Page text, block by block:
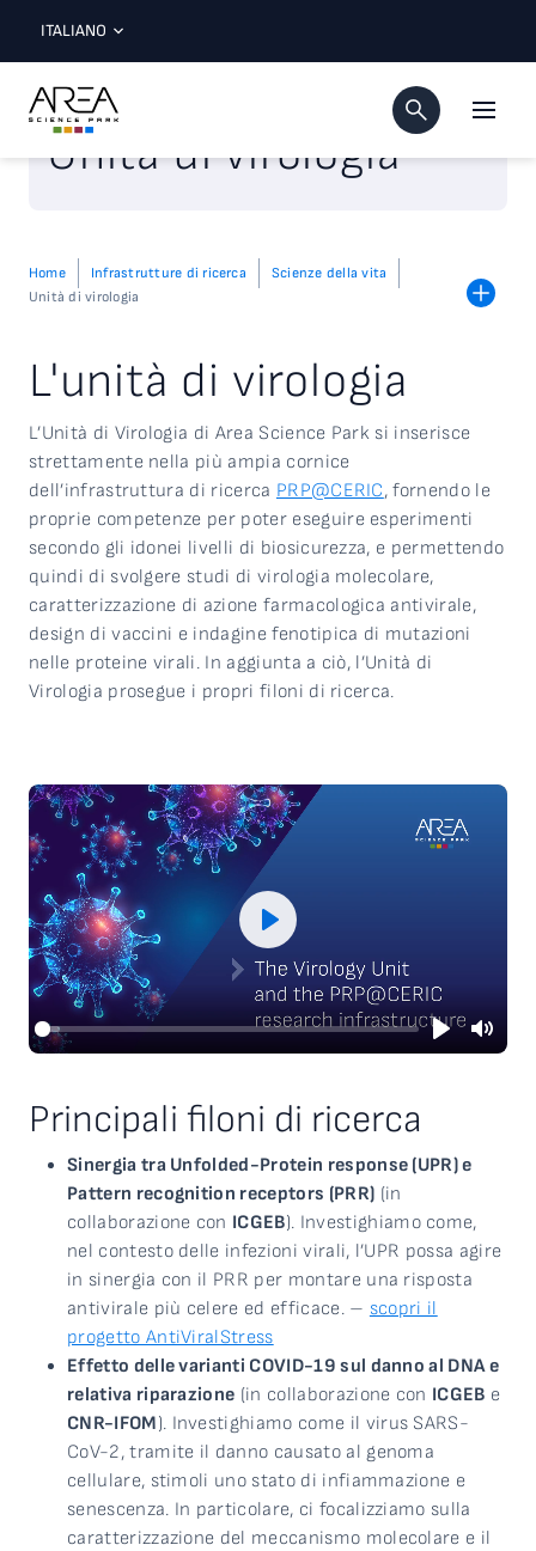
ITALIANO
Unità di virologia
Home Infrastrutture di ricerca
Scienze della vita
Unità di virologia
L'unità di virologia
L’Unità di Virologia di Area Science Park si inserisce
strettamente nella più ampia cornice
dell’infrastruttura di ricerca PRP@CERIC, fornendo le
proprie competenze per poter eseguire esperimenti
secondo gli idonei livelli di biosicurezza, e permettendo
quindi di svolgere studi di virologia molecolare,
caratterizzazione di azione farmacologica antivirale,
design di vaccini e indagine fenotipica di mutazioni
nelle proteine virali. In aggiunta a ciò, l’Unità di
Virologia prosegue i propri filoni di ricerca.
Play Mute
Play
Principali filoni di ricerca
Sinergia tra Unfolded-Protein response (UPR) e
Pattern recognition receptors (PRR) (in
collaborazione con ICGEB). Investighiamo come,
nel contesto delle infezioni virali, l’UPR possa agire
in sinergia con il PRR per montare una risposta
antivirale più celere ed efficace. – scopri il
progetto AntiViralStress
Effetto delle varianti COVID-19 sul danno al DNA e
relativa riparazione (in collaborazione con ICGEB e
CNR-IFOM). Investighiamo come il virus SARS-
CoV-2, tramite il danno causato al genoma
cellulare, stimoli uno stato di infiammazione e
senescenza. In particolare, ci focalizziamo sulla
caratterizzazione del meccanismo molecolare e il